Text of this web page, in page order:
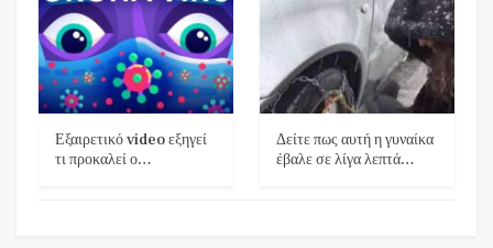
Εξαιρετικό video εξηγεί
τι προκαλεί ο…
Δείτε πως αυτή η γυναίκα
έβαλε σε λίγα λεπτά…